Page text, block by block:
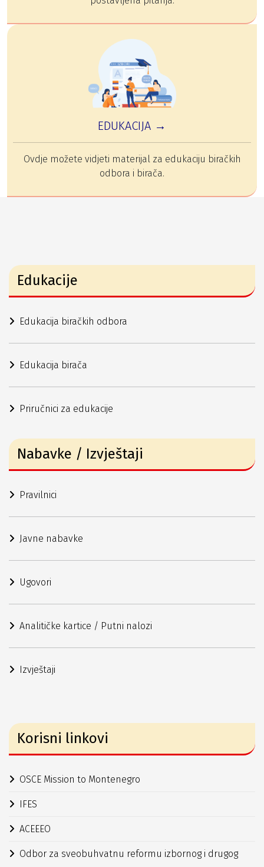
EDUKACIJA →
Ovdje možete vidjeti materijal za edukaciju biračkih
odbora i birača.
Edukacije
Edukacija biračkih odbora
Edukacija birača
Priručnici za edukacije
Nabavke / Izvještaji
Pravilnici
Javne nabavke
Ugovori
Analitičke kartice / Putni nalozi
Izvještaji
Korisni linkovi
OSCE Mission to Montenegro
IFES
ACEEEO
Odbor za sveobuhvatnu reformu izbornog i drugog